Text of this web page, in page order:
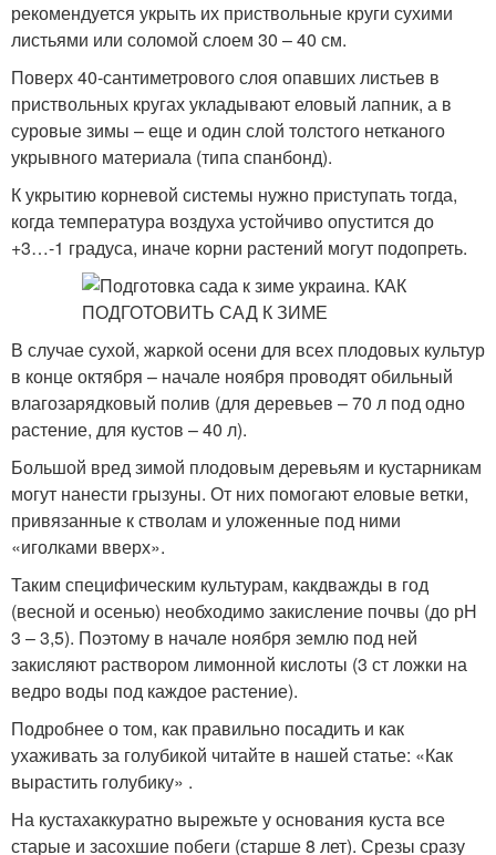
рекомендуется укрыть их приствольные круги сухими
листьями или соломой слоем 30 – 40 см.
Поверх 40-сантиметрового слоя опавших листьев в
приствольных кругах укладывают еловый лапник, а в
суровые зимы – еще и один слой толстого нетканого
укрывного материала (типа спанбонд).
К укрытию корневой системы нужно приступать тогда,
когда температура воздуха устойчиво опустится до
+3…-1 градуса, иначе корни растений могут подопреть.
В случае сухой, жаркой осени для всех плодовых культур
в конце октября – начале ноября проводят обильный
влагозарядковый полив (для деревьев – 70 л под одно
растение, для кустов – 40 л).
Большой вред зимой плодовым деревьям и кустарникам
могут нанести грызуны. От них помогают еловые ветки,
привязанные к стволам и уложенные под ними
«иголками вверх».
Таким специфическим культурам, какдважды в год
(весной и осенью) необходимо закисление почвы (до рН
3 – 3,5). Поэтому в начале ноября землю под ней
закисляют раствором лимонной кислоты (3 ст ложки на
ведро воды под каждое растение).
Подробнее о том, как правильно посадить и как
ухаживать за голубикой читайте в нашей статье: «Как
вырастить голубику» .
На кустахаккуратно вырежьте у основания куста все
старые и засохшие побеги (старше 8 лет). Срезы сразу